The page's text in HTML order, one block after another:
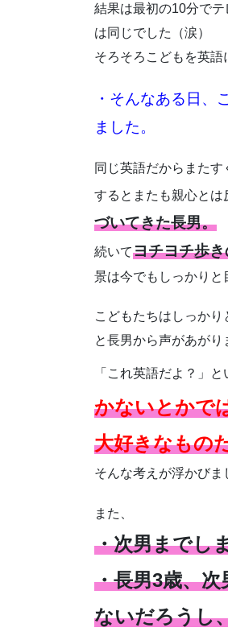
結果は最初の10分で
は同じでした（涙）
そろそろこどもを英語
・そんなある日、
ました。
同じ英語だからまたす
するとまたも親心とは
づいてきた長男。
続いてヨチヨチ歩
景は今でもしっかりと
こどもたちはしっか
と長男から声があがり
「これ英語だよ？」と
かないとかで
大好きなもの
そんな考えが浮かびま
また、
・次男までし
・長男3歳、
ないだろうし